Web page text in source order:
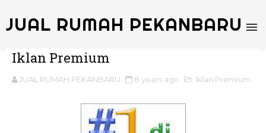
JUAL RUMAH PEKANBARU
Iklan Premium
JUAL RUMAH PEKANBARU 8 years ago Iklan Premium